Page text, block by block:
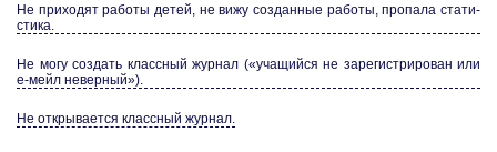
Не при­хо­дят ра­бо­ты детей, не вижу со­здан­ные ра­бо­ты, про­па­ла ста­ти­
сти­ка.
Не могу со­здать класс­ный жур­нал («уча­щий­ся не за­ре­ги­стри­ро­ван или
е-мейл не­вер­ный»).
Не от­кры­ва­ет­ся класс­ный жур­нал.